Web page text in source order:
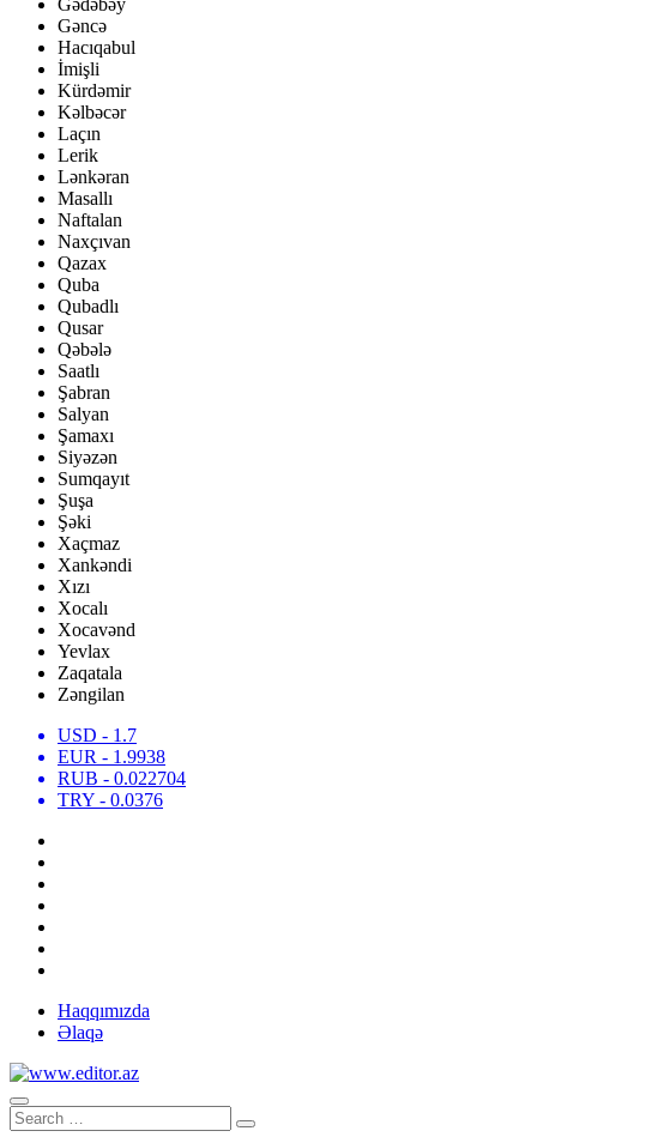
Gədəbəy
Gəncə
Hacıqabul
İmişli
Kürdəmir
Kəlbəcər
Laçın
Lerik
Lənkəran
Masallı
Naftalan
Naxçıvan
Qazax
Quba
Qubadlı
Qusar
Qəbələ
Saatlı
Şabran
Salyan
Şamaxı
Siyəzən
Sumqayıt
Şuşa
Şəki
Xaçmaz
Xankəndi
Xızı
Xocalı
Xocavənd
Yevlax
Zaqatala
Zəngilan
USD - 1.7
EUR - 1.9938
RUB - 0.022704
TRY - 0.0376
Haqqımızda
Əlaqə